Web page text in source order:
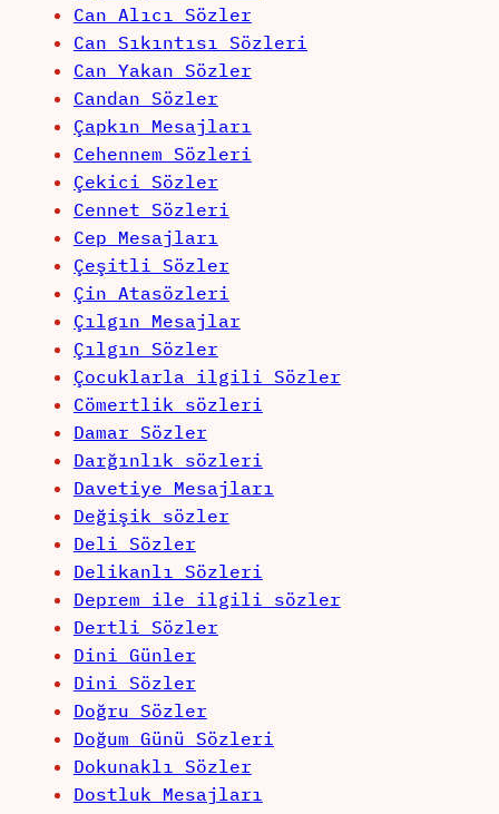
Can Alıcı Sözler
Can Sıkıntısı Sözleri
Can Yakan Sözler
Candan Sözler
Çapkın Mesajları
Cehennem Sözleri
Çekici Sözler
Cennet Sözleri
Cep Mesajları
Çeşitli Sözler
Çin Atasözleri
Çılgın Mesajlar
Çılgın Sözler
Çocuklarla ilgili Sözler
Cömertlik sözleri
Damar Sözler
Darğınlık sözleri
Davetiye Mesajları
Değişik sözler
Deli Sözler
Delikanlı Sözleri
Deprem ile ilgili sözler
Dertli Sözler
Dini Günler
Dini Sözler
Doğru Sözler
Doğum Günü Sözleri
Dokunaklı Sözler
Dostluk Mesajları